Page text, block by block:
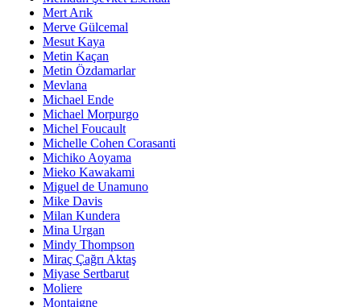
Mert Arık
Merve Gülcemal
Mesut Kaya
Metin Kaçan
Metin Özdamarlar
Mevlana
Michael Ende
Michael Morpurgo
Michel Foucault
Michelle Cohen Corasanti
Michiko Aoyama
Mieko Kawakami
Miguel de Unamuno
Mike Davis
Milan Kundera
Mina Urgan
Mindy Thompson
Miraç Çağrı Aktaş
Miyase Sertbarut
Moliere
Montaigne